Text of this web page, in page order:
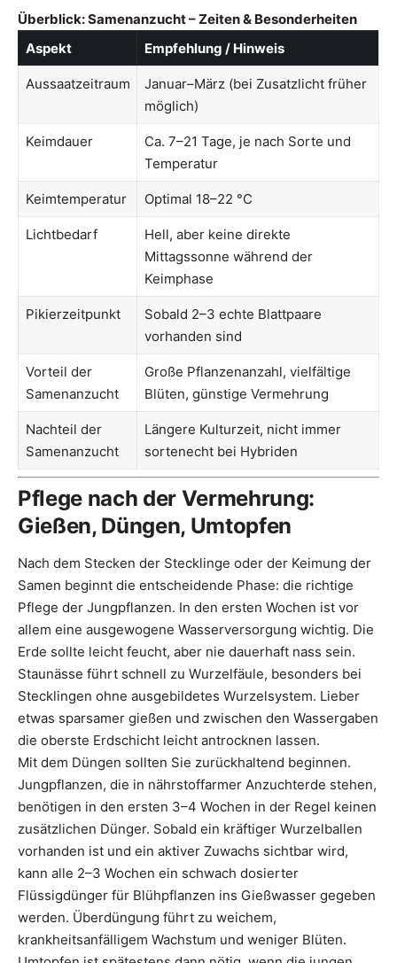
Überblick: Samenanzucht – Zeiten & Besonderheiten
Aspekt
Empfehlung / Hinweis
Aussaatzeitraum
Januar–März (bei Zusatzlicht früher
möglich)
Keimdauer
Ca. 7–21 Tage, je nach Sorte und
Temperatur
Keimtemperatur Optimal 18–22 °C
Lichtbedarf
Hell, aber keine direkte
Mittagssonne während der
Keimphase
Pikierzeitpunkt
Sobald 2–3 echte Blattpaare
vorhanden sind
Vorteil der
Samenanzucht
Große Pflanzenanzahl, vielfältige
Blüten, günstige Vermehrung
Nachteil der
Samenanzucht
Längere Kulturzeit, nicht immer
sortenecht bei Hybriden
Pflege nach der Vermehrung:
Gießen, Düngen, Umtopfen
Nach dem Stecken der Stecklinge oder der Keimung der
Samen beginnt die entscheidende Phase: die richtige
Pflege der Jungpflanzen. In den ersten Wochen ist vor
allem eine ausgewogene Wasserversorgung wichtig. Die
Erde sollte leicht feucht, aber nie dauerhaft nass sein.
Staunässe führt schnell zu Wurzelfäule, besonders bei
Stecklingen ohne ausgebildetes Wurzelsystem. Lieber
etwas sparsamer gießen und zwischen den Wassergaben
die oberste Erdschicht leicht antrocknen lassen.
Mit dem Düngen sollten Sie zurückhaltend beginnen.
Jungpflanzen, die in nährstoffarmer Anzuchterde stehen,
benötigen in den ersten 3–4 Wochen in der Regel keinen
zusätzlichen Dünger. Sobald ein kräftiger Wurzelballen
vorhanden ist und ein aktiver Zuwachs sichtbar wird,
kann alle 2–3 Wochen ein schwach dosierter
Flüssigdünger für Blühpflanzen ins Gießwasser gegeben
werden. Überdüngung führt zu weichem,
krankheitsanfälligem Wachstum und weniger Blüten.